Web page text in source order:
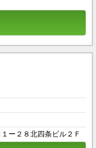
ー２８北四条ビル２Ｆ